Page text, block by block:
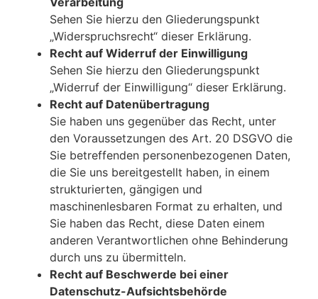
Sehen Sie hierzu den Gliederungspunkt
„Widerspruchsrecht“ dieser Erklärung.
Recht auf Widerruf der Einwilligung
Sehen Sie hierzu den Gliederungspunkt
„Widerruf der Einwilligung“ dieser Erklärung.
Recht auf Datenübertragung
Sie haben uns gegenüber das Recht, unter
den Voraussetzungen des Art. 20 DSGVO die
Sie betreffenden personenbezogenen Daten,
die Sie uns bereitgestellt haben, in einem
strukturierten, gängigen und
maschinenlesbaren Format zu erhalten, und
Sie haben das Recht, diese Daten einem
anderen Verantwortlichen ohne Behinderung
durch uns zu übermitteln.
Recht auf Beschwerde bei einer
Datenschutz-Aufsichtsbehörde